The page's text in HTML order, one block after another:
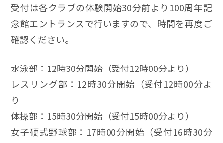
受付は各クラブの体験開始30分前より100周年記
念館エントランスで行いますので、時間を再度ご
確認ください。
水泳部：12時30分開始（受付12時00分より）
レスリング部：12時30分開始（受付12時00分よ
り
体操部：15時30分開始（受付15時00分より）
女子硬式野球部：17時00分開始（受付16時30分